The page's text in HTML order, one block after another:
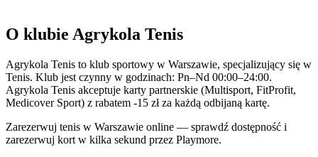
O klubie Agrykola Tenis
Agrykola Tenis to klub sportowy w Warszawie, specjalizujący się w
Tenis. Klub jest czynny w godzinach: Pn–Nd 00:00–24:00.
Agrykola Tenis akceptuje karty partnerskie (Multisport, FitProfit,
Medicover Sport) z rabatem -15 zł za każdą odbijaną kartę.
Zarezerwuj tenis w Warszawie online — sprawdź dostępność i
zarezerwuj kort w kilka sekund przez Playmore.